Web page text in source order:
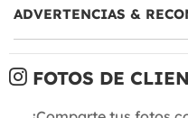
ADVERTENCIAS &
FOTOS DE